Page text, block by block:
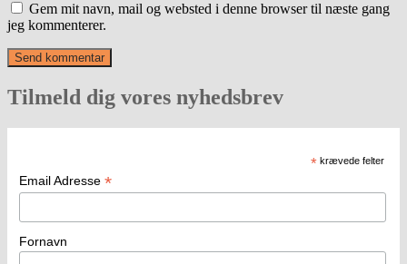
Gem mit navn, mail og websted i denne browser til næste gang
jeg kommenterer.
Tilmeld dig vores nyhedsbrev
* krævede felter
Email Adresse *
Fornavn